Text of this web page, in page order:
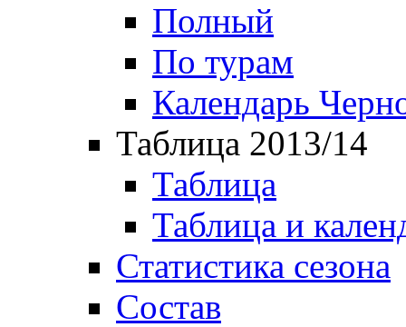
Полный
По турам
Календарь
Таблица 2013/14
Таблица
Таблица и
Статистика сезона
Состав